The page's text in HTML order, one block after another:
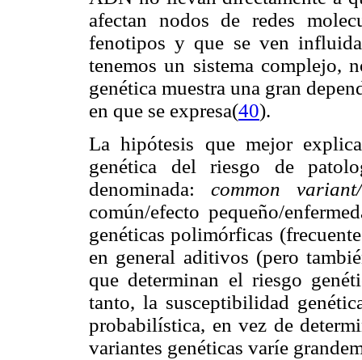
afectan nodos de redes
fenotipos y que se ven
tenemos un sistema complejo,
genética muestra una gran
en que se expresa(40).
La hipótesis que mejor
genética del riesgo de
denominada: common
común/efecto pequeño/
genéticas polimórficas
en general aditivos (pero
que determinan el riesgo
tanto, la susceptibilidad
probabilística, en vez de
variantes genéticas varíe